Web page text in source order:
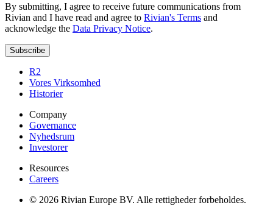
By submitting, I agree to receive future communications from
Rivian and I have read and agree to Rivian's Terms and
acknowledge the Data Privacy Notice.
Subscribe
R2
Vores Virksomhed
Historier
Company
Governance
Nyhedsrum
Investorer
Resources
Careers
© 2026 Rivian Europe BV. Alle rettigheder forbeholdes.